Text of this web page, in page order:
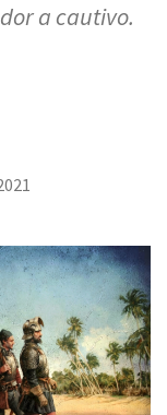
a cautivo.